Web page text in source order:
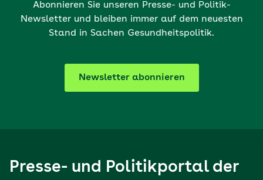
Abonnieren Sie unseren Presse- und Politik-
Newsletter und bleiben immer auf dem neuesten
Stand in Sachen Gesundheitspolitik.
Newsletter abonnieren
Presse- und Politikportal der